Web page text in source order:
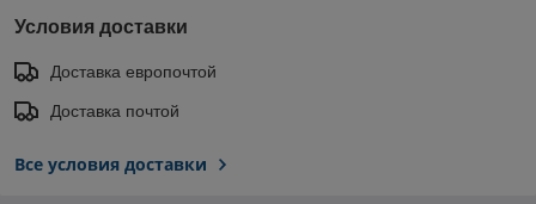
Условия доставки
Доставка европочтой
Доставка почтой
Все условия доставки